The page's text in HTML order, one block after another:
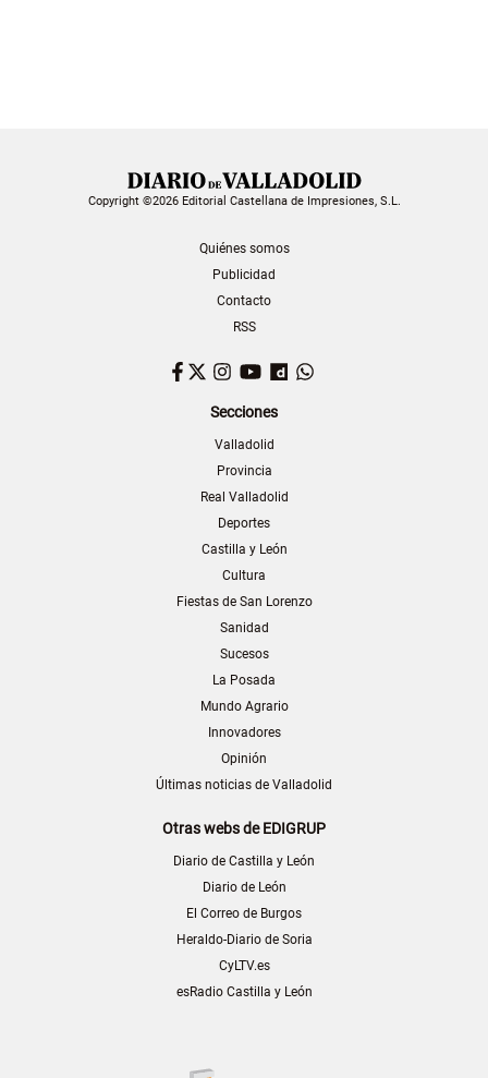
Copyright ©2026 Editorial Castellana de Impresiones, S.L.
Quiénes somos
Publicidad
Contacto
RSS
Facebook
TwitterInstagram
YouTubeDailymotion
Secciones
Valladolid
Provincia
Real Valladolid
Deportes
Castilla y León
Cultura
Fiestas de San Lorenzo
Sanidad
Sucesos
La Posada
Mundo Agrario
Innovadores
Opinión
Últimas noticias de Valladolid
Otras webs de EDIGRUP
Diario de Castilla y León
Diario de León
El Correo de Burgos
Heraldo-Diario de Soria
CyLTV.es
esRadio Castilla y León